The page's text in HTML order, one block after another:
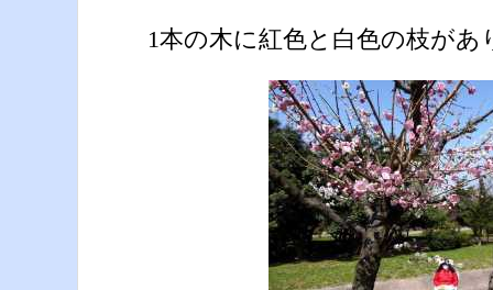
1本の木に紅色と白色の枝があ